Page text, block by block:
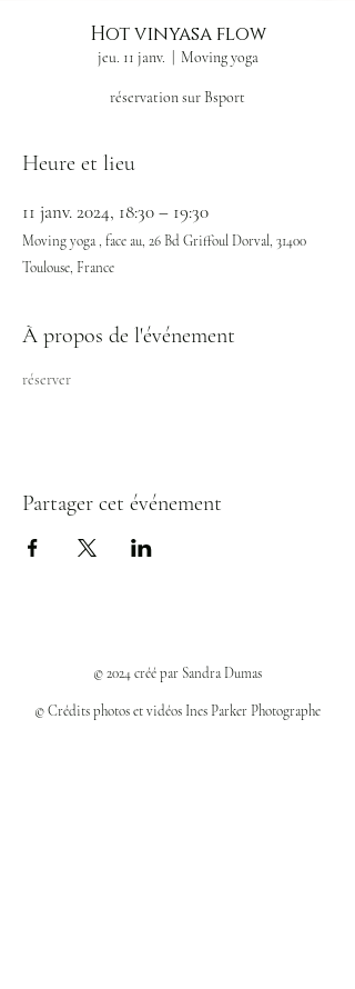
Hot vinyasa flow
jeu. 11 janv. Moving yoga
réservation sur Bsport
Heure et lieu
11 janv. 2024, 18:30 – 19:30
Moving yoga , face au, 26 Bd Griffoul Dorval, 31400
Toulouse, France
À propos de l'événement
réserver
Partager cet événement
© 2024 créé par Sandra Dumas
© Crédits photos et vidéos Ines Parker Photographe